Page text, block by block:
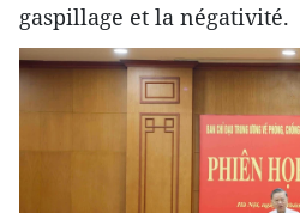
gaspillage et la négativité.